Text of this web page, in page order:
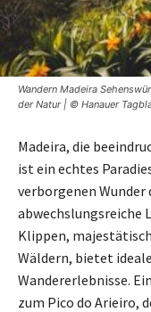
Wandern Madeira
der Natur | © Hanauer
Madeira, die
ist ein echtes
verborgenen
abwechslungsreiche
Klippen,
Wäldern, bietet
Wandererlebnisse.
zum Pico do Arieiro,